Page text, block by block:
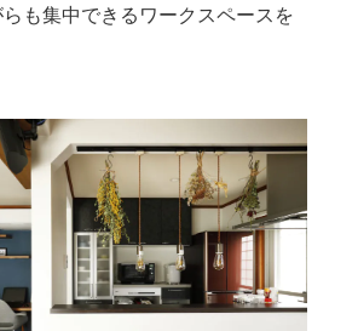
も集中できるワークスペースを